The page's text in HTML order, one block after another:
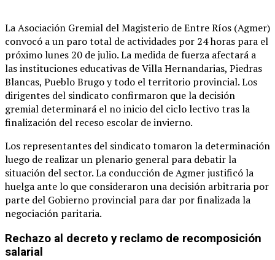
La Asociación Gremial del Magisterio de Entre Ríos (Agmer)
convocó a un paro total de actividades por 24 horas para el
próximo lunes 20 de julio. La medida de fuerza afectará a
las instituciones educativas de Villa Hernandarias, Piedras
Blancas, Pueblo Brugo y todo el territorio provincial. Los
dirigentes del sindicato confirmaron que la decisión
gremial determinará el no inicio del ciclo lectivo tras la
finalización del receso escolar de invierno.
Los representantes del sindicato tomaron la determinación
luego de realizar un plenario general para debatir la
situación del sector. La conducción de Agmer justificó la
huelga ante lo que consideraron una decisión arbitraria por
parte del Gobierno provincial para dar por finalizada la
negociación paritaria.
Rechazo al decreto y reclamo de recomposición
salarial